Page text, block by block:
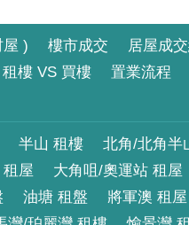
) 樓市成交
居屋成
租樓 VS 買樓
置業流程
半山 租樓
北角/北角半
屋
大角咀/奧運站 租屋
油塘 租盤
將軍澳 租屋